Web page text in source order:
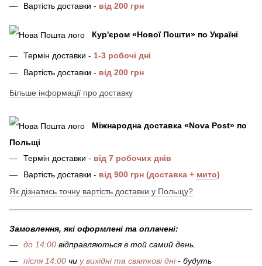
Вартість доставки - від 200 грн
Кур'єром «Нової Пошти» по Україні
Термін доставки - 1-3 робочі дні
Вартість доставки - від 200 грн
Більше інформації про доставку
Міжнародна доставка «Nova Post» по
Польщі
Термін доставки - від 7 робочих днів
Вартість доставки - від 900 грн (доставка + мито)
Як дізнатись точну вартість доставки у Польщу?
Замовлення, які оформлені та оплачені:
до 14:00 відправляються в той самий день.
після 14:00 чи у вихідні та святкові дні- будуть